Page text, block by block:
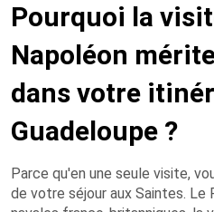
Pourquoi la
Napoléon
dans votre
Guadeloupe ?
Parce qu'en une seule visite,
de votre séjour aux Saintes.